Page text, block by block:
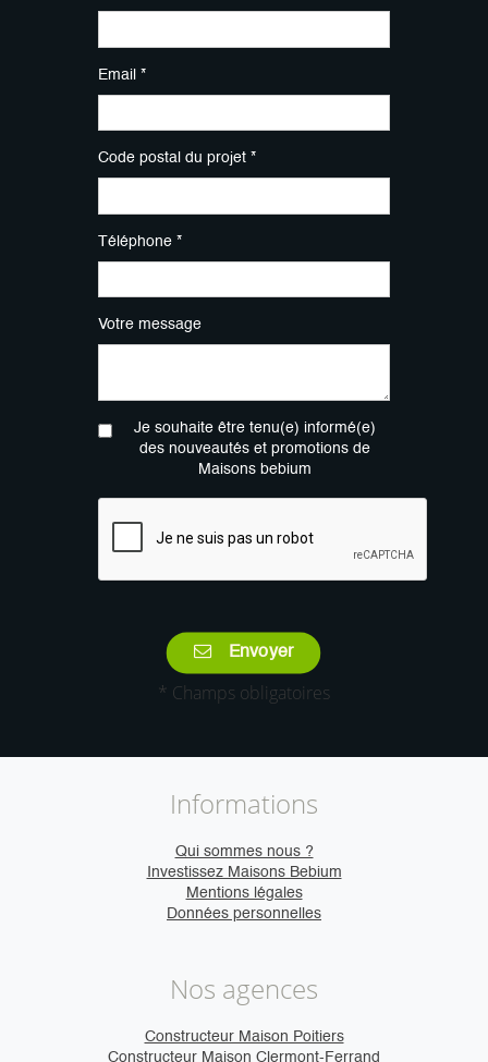
Email *
Code postal du projet *
Téléphone *
Votre message
Je souhaite être tenu(e) informé(e)
des nouveautés et promotions de
Maisons bebium
Envoyer
* Champs obligatoires
Informations
Qui sommes nous ?
Investissez Maisons Bebium
Mentions légales
Données personnelles
Nos agences
Constructeur Maison Poitiers
Constructeur Maison Clermont-Ferrand